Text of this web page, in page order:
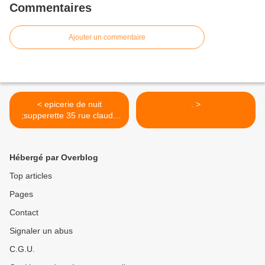
Commentaires
Ajouter un commentaire
< epicerie de nuit
;supperette 35 rue claude
bernard...
. >
Hébergé par Overblog
Top articles
Pages
Contact
Signaler un abus
C.G.U.